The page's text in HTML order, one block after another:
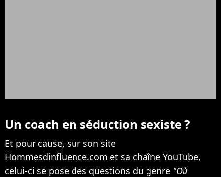
Un coach en séduction sexiste ?
Et pour cause, sur son site
Hommesdinfluence.com et sa chaîne YouTube,
celui-ci se pose des questions du genre "Où